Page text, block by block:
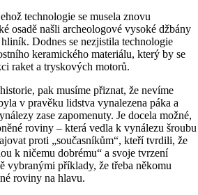
technologie se musela znovu
osadě našli archeologové vysoké džbány
Dodnes se nezjistila technologie
keramického materiálu, který by se
raket a tryskových motorů.
pak musíme přiznat, že nevíme
v pravěku lidstva vynalezena páka a
zase zapomenuty. Je docela možné,
roviny – která vedla k vynálezu šroubu
proti „současníkům“, kteří tvrdili, že
k ničemu dobrému“ a svoje tvrzení
vybranými příklady, že třeba někomu
roviny na hlavu.